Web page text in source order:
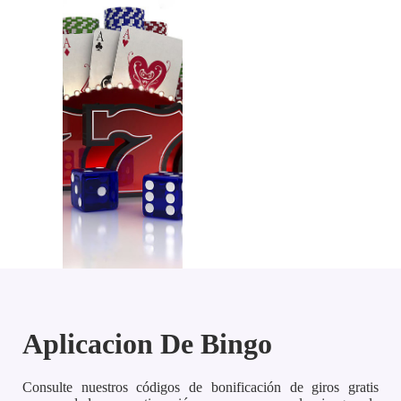
Aplicacion De Bingo
Consulte nuestros códigos de bonificación de giros gratis